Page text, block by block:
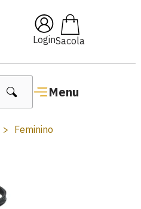
Login
Menu
Feminino